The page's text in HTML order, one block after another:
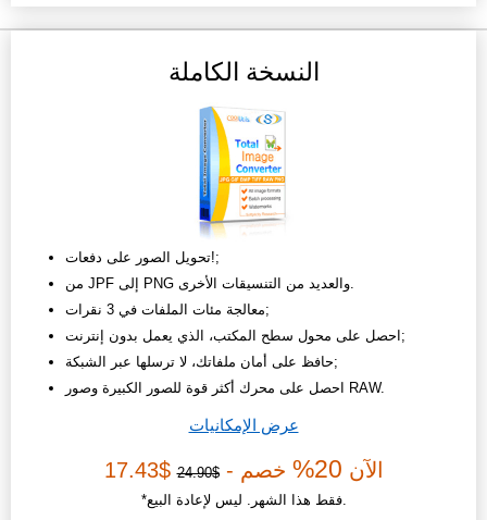
النسخة الكاملة
تحويل الصور على دفعات!;
من JPF إلى PNG والعديد من التنسيقات الأخرى.
معالجة مئات الملفات في 3 نقرات;
احصل على محول سطح المكتب، الذي يعمل بدون إنترنت;
حافظ على أمان ملفاتك، لا ترسلها عبر الشبكة;
احصل على محرك أكثر قوة للصور الكبيرة وصور RAW.
عرض الإمكانيات
الآن 20% خصم -$24.90
$17.43
*فقط هذا الشهر. ليس لإعادة البيع.